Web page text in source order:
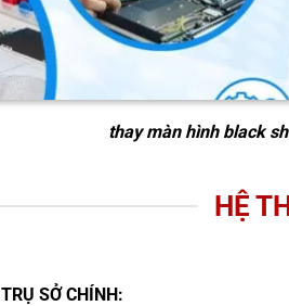
thay màn hình black
HỆ
TRỤ SỞ CHÍNH: